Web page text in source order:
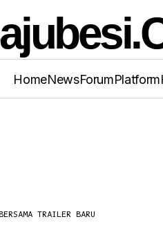
HomeNewsForumPlatform
40,000:
TRAILER BARU